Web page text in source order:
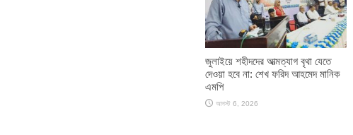
জুলাইয়ে শহীদদের আত্মত্যাগ বৃথা যেতে
দেওয়া হবে না: শেখ ফরিদ আহমেদ মানিক
এমপি
আগস্ট 6, 2026